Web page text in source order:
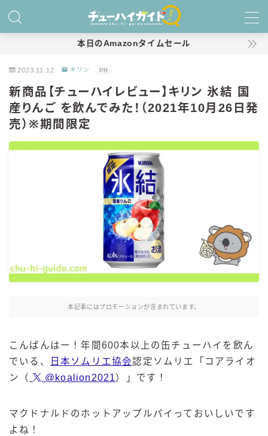
特集！
氷結 ストロング
麒麟特製サワー
麒麟 発酵サワー
サントリー
ー196℃ ストロングゼロ
ー196℃ ザ・まるごと
本日のAmazonタイムセール
2023.11.12 キリン PR
新商品【チューハイレビュー】キリン 氷結 国
産りんご を飲んでみた！（2021年10月26日発
売）※期間限定
本記事にはプロモーションが含まれています。
こんばんはー！年間600本以上の缶チューハイを飲ん
でいる、
日本ソムリエ協会認定ソムリエ「コアライオ
ン（
@koalion2021）」です！
マクドナルドのホットアップルパイっておいしいです
よね！